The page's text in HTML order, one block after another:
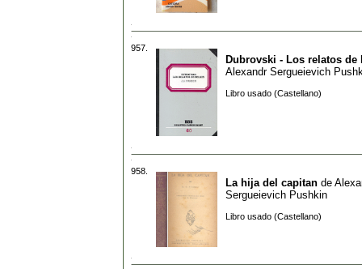
957.
Dubrovski - Los relatos de
Alexandr Sergueievich
Libro usado (Castellano)
958.
La hija del capitan de
Sergueievich Pushkin
Libro usado (Castellano)